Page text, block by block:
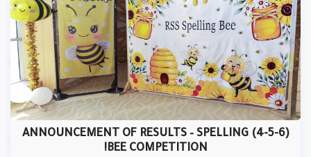
(4-5-6) ANNOUNCEMENT OF RESULTS – SPELLING
BEE COMPETITION!